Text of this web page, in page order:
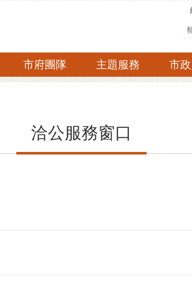
市府團隊 主題服務 市
洽公服務窗口